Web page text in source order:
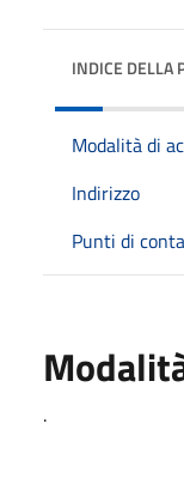
INDICE DELLA
Modalità di
Indirizzo
Punti di
.